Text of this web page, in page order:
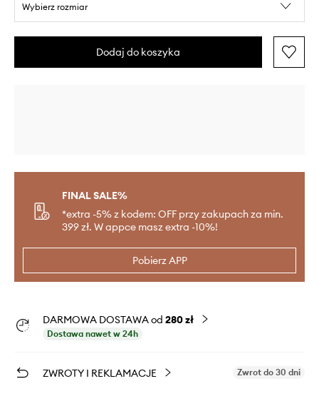
Wybierz rozmiar
Dodaj do koszyka
FINAL SALE%
*extra -5% z kodem: OFF przy zakupach za min.
399 zł. W appce masz extra -10%!
Pobierz APP
DARMOWA DOSTAWA od 280 zł
Dostawa nawet w 24h
ZWROTY I REKLAMACJE Zwrot do 30 dni